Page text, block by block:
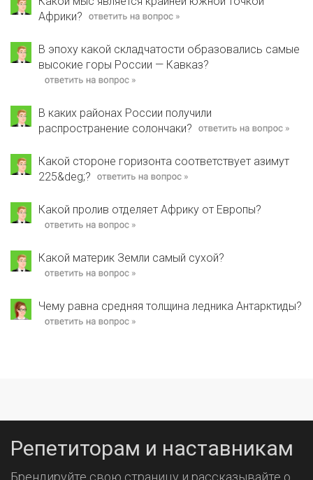
Африки?
В эпоху какой складчатости образовались самые
высокие горы России — Кавказ?
В каких районах России получили
распространение солончаки?
Какой стороне горизонта соответствует азимут
225&deg;?
Какой пролив отделяет Африку от Европы?
Какой материк Земли самый сухой?
Чему равна средняя толщина ледника Антарктиды?
Репетиторам и наставникам
Брендируйте свою страницу и рассказывайте о